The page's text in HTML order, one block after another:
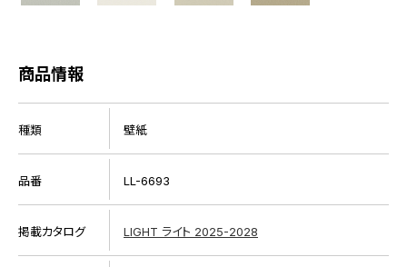
商品情報
種類 壁紙
品番 LL-6693
掲載カタログ LIGHT ライト 2025-2028